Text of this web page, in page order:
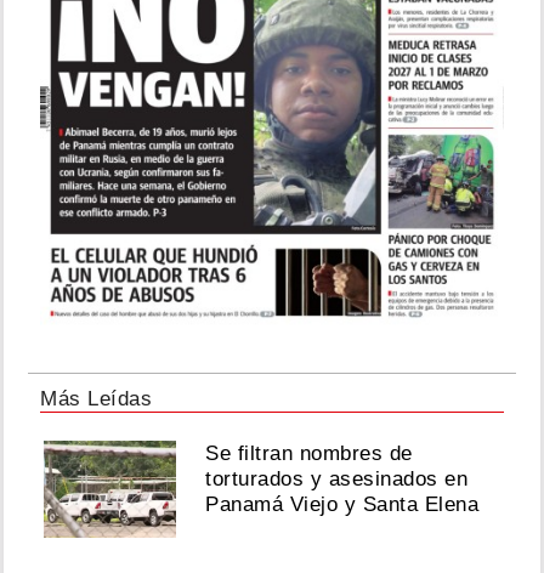
Más Leídas
Se filtran nombres de
torturados y asesinados en
Panamá Viejo y Santa Elena